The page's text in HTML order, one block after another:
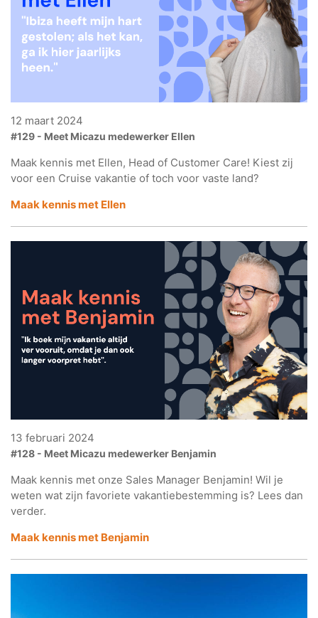
12 maart 2024
#129 - Meet Micazu medewerker Ellen
Maak kennis met Ellen, Head of Customer Care! Kiest zij
voor een Cruise vakantie of toch voor vaste land?
Maak kennis met Ellen
13 februari 2024
#128 - Meet Micazu medewerker Benjamin
Maak kennis met onze Sales Manager Benjamin! Wil je
weten wat zijn favoriete vakantiebestemming is? Lees dan
verder.
Maak kennis met Benjamin